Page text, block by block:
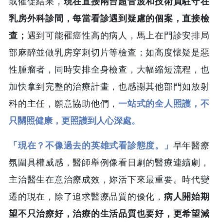
乳房外科診間，每當看診遇到疑慮的個案，直接檢
查； 遇到可能罹癌性高的病人，馬上在門診安排局
部麻醉並做乳房穿刺切片等檢查；如高度懷疑是惡
性腫瘤者，同時安排全身檢查，大幅縮短流程，也
加快拿到完整的治療計畫，也感謝其他部門如放射
科的主任，願意協助他們，一站式的全人照護，不
只關照健康，更照護到人心深處。
「現在？不像過去的英雄式看診態度。」 早年醫療
氛圍具權威感，醫師舉例像看日劇的醫療連續劇，
主治醫生在意治療成效，妳活下來最重要。時代變
遷的現在，除了追求醫療品質的優化， 病人開始期
望不只治療好，治療的生活品質也要好，更希望減